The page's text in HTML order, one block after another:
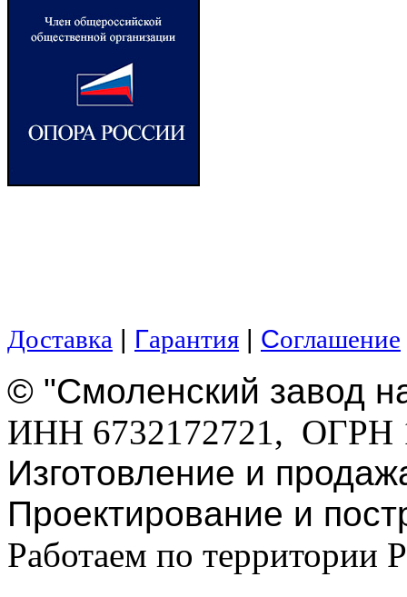
Доставка | Гарантия | Соглашение
© "Смоленский завод
ИНН 6732172721, ОГРН
Изготовление и
Проектирование и
Работаем по